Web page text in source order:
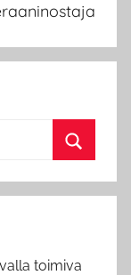
toimiva